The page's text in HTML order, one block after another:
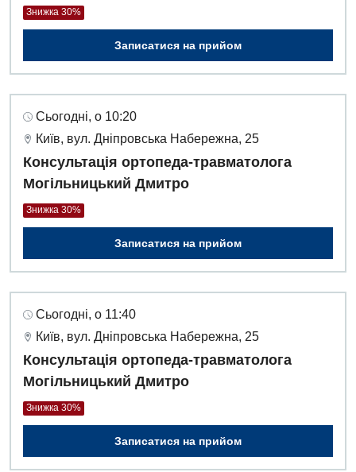
Акушерство і гінекологія
Алергологія, імунологія
Андрологія
Безоплатні послуги
Вакцинація
Відділення інтенсивної терапії
Відділення кардіосудинної патології та неврології
Відділення невідкладних станів
Гастроентерологія
Гінекологічне відділення
Денний стаціонар
Дієтологія
Ендокринологія
Терапевтичне відділення
Травматологічне відділення
Хірургічне відділення
Швидка медична допомога
Знижка 30%
Записатися на прийом
Сьогодні, о 10:20
Київ, вул. Дніпровська Набережна, 25
Консультація ортопеда-травматолога
Могільницький Дмитро
Знижка 30%
Записатися на прийом
Сьогодні, о 11:40
Київ, вул. Дніпровська Набережна, 25
Консультація ортопеда-травматолога
Могільницький Дмитро
Знижка 30%
Записатися на прийом